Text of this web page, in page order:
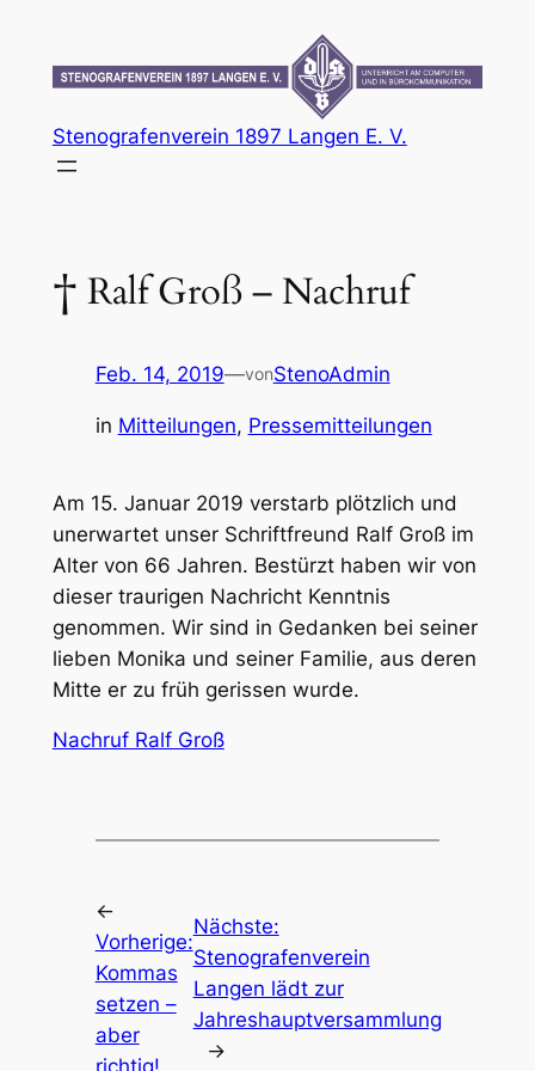
springen
Stenografenverein 1897 Langen E. V.
† Ralf Groß – Nachruf
Feb. 14, 2019—vonStenoAdmin
in Mitteilungen, Pressemitteilungen
Am 15. Januar 2019 verstarb plötzlich und
unerwartet unser Schriftfreund Ralf Groß im
Alter von 66 Jahren. Bestürzt haben wir von
dieser traurigen Nachricht Kenntnis
genommen. Wir sind in Gedanken bei seiner
lieben Monika und seiner Familie, aus deren
Mitte er zu früh gerissen wurde.
Nachruf Ralf Groß
←
Vorherige:
Kommas
setzen –
aber
Nächste:
Stenografenverein
Langen lädt zur
Jahreshauptversammlung
→